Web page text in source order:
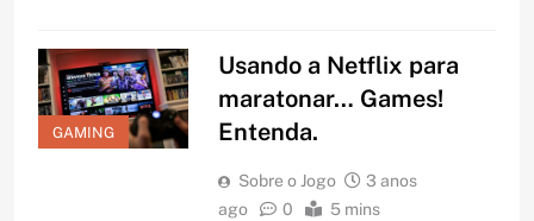
GAMING
Usando a Netflix para
maratonar… Games!
Entenda.
Sobre o Jogo
3 anos
ago
0 5 mins